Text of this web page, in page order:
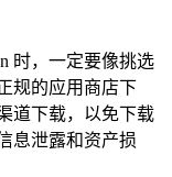
时，一定要像挑选
规的应用商店下
道下载，以免下载
息泄露和资产损